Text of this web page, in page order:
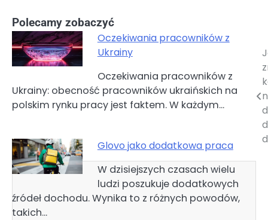
Polecamy zobaczyć
Oczekiwania pracowników z
Ukrainy
Oczekiwania pracowników z
Ukrainy: obecność pracowników ukraińskich na
polskim rynku pracy jest faktem. W każdym…
Glovo jako dodatkowa praca
W dzisiejszych czasach wielu
ludzi poszukuje dodatkowych
źródeł dochodu. Wynika to z różnych powodów,
takich…
Nawigacja